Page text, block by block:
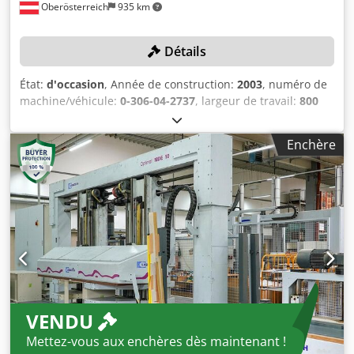
Oberösterreich 935 km
Détails
État: d'occasion, Année de construction: 2003, numéro de
machine/véhicule: 0-306-04-2737, largeur de travail: 800
, longueur de la bande transporteuse:
avance sur l’axe X:37 m/min, hauteur de travail:1 400
mm, longueur de travail:2 300 mm , Pas de prix minimum
– vente garantie à la meilleure offre ! L'enlèvement de la
machine doit avoir lieu entre le 10/06/26 et le 30/06/26 !
DÉTAILS TECHNIQUES Largeur maximale de la pièce : 800
mm Chodpfoy Uwmqsx Akaoa Longueur maximale de la
pièce : 2 300 mm Hauteur maximale de la pièce : 1 400 mm
Vitesse d'avance maximale : 37 m/min DÉTAILS DE LA
MACHINE Longueur de la machine : 4 800 mm
ÉQUIPEMENTS Convoyeur d'alimentation Convoyeur
d'évacuation La machine est vendue et livrée dans son état
réel et juridique (« en l'état, telle que vue et acceptée »)
sur la base de documentation photographique et de
dossiers techniques/commerciaux à caractère descriptif.
Enchère
VENDU
Mettez-vous aux enchères dès maintenant !